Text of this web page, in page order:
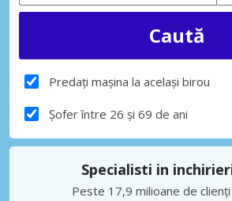
Predați mașina la același birou
Șofer între 26 și 69 de ani
Specialisti in
Peste 17,9 milioane de